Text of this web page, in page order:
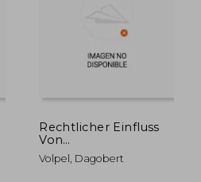
Rechtlicher Einfluss
Von
Wirtschaftsgruppen
Auf Die
Volpel, Dagobert